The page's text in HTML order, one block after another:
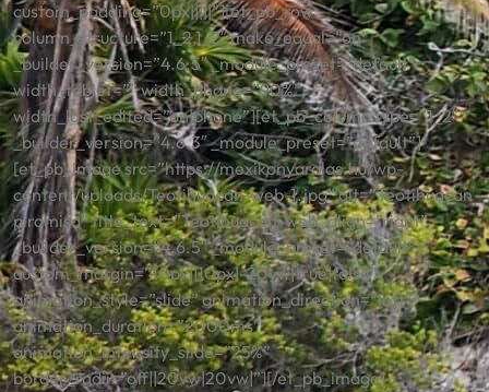
custom_padding=”0px|||||”][et_pb_row
column_structure=”1_2,1_2″ make_equal=”on”
_builder_version=”4.6.5″ _module_preset=”default”
width_tablet=”” width_phone=”90%”
width_last_edited=”on|phone”][et_pb_column type=”1_2″
_builder_version=”4.6.3″ _module_preset=”default”]
[et_pb_image src=”https://mexikonyaralas.hu/wp-
content/uploads/Teotihuacan-web-1.jpg” alt=”Teotihuacan
piramisa” title_text=”Teotihuacan-web” align=”right”
_builder_version=”4.6.5″ _module_preset=”default”
custom_margin=”10px||10px|-20vw|true|false”
animation_style=”slide” animation_direction=”left”
animation_duration=”2000ms”
animation_intensity_slide=”25%”
border_radii=”off||20vw|20vw|”][/et_pb_image]